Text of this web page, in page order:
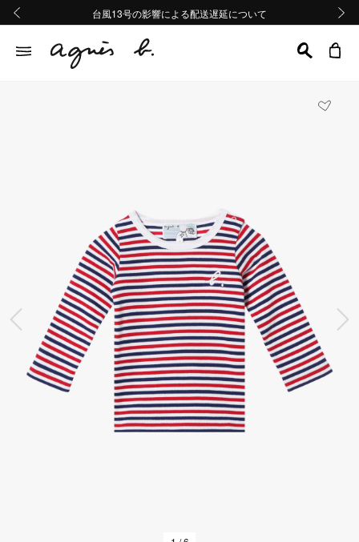
熊本地域地震の影響による配送遅延について
Summer Sale 2buy10%OFF!!
台風13号の影響による配送遅延について
熊本地域地震の影響による配送遅延について
Summer Sale 2buy10%OFF!!
前の画像